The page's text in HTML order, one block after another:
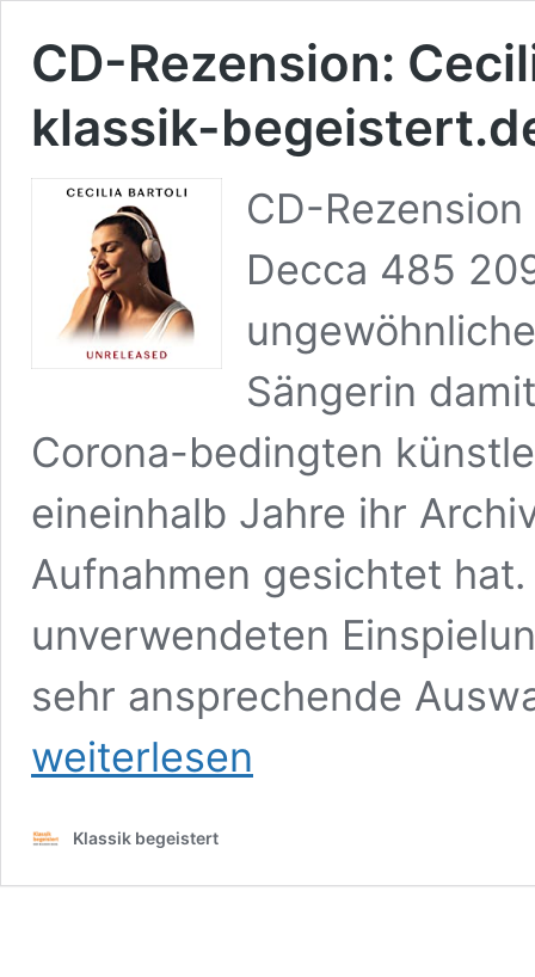
CD-Rezension:
klassik-
CD-Rezension
Decca 485
Sängerin
Corona-bedingten
eineinhalb Jahre ihr
Aufnahmen gesichtet
unverwendeten
sehr ansprechende
weiterlesen
Klassik begeistert